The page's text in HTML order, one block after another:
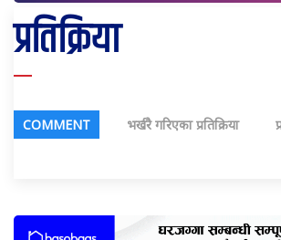
प्रतिक्रिया
COMMENT भर्खरै गरिएका प्रतिक्रिया